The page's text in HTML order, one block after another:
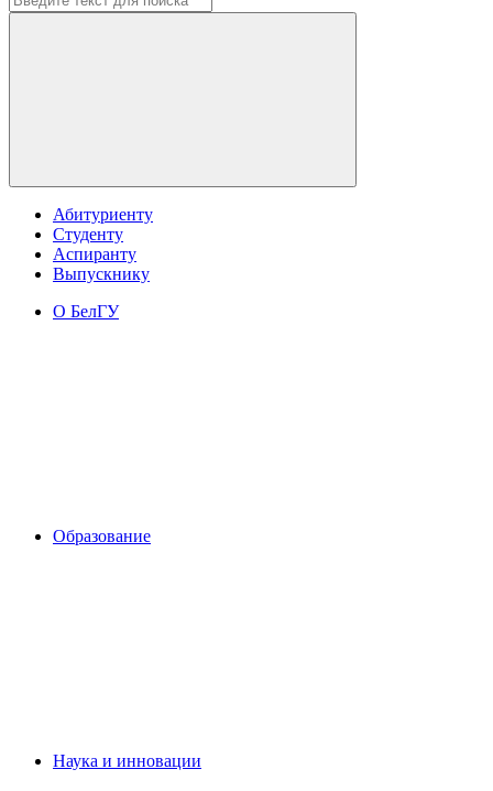
Абитуриенту
Студенту
Аспиранту
Выпускнику
О БелГУ
Образование
Наука и инновации